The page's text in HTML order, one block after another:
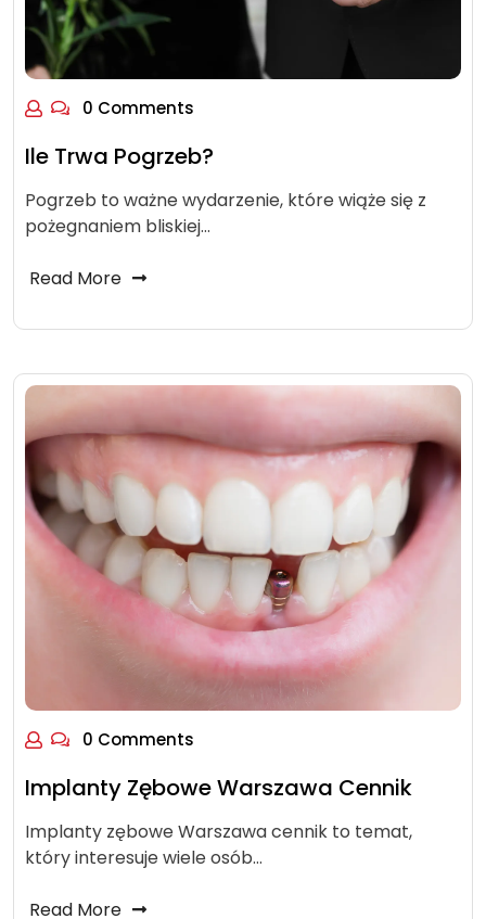
0 Comments
Ile Trwa Pogrzeb?
Pogrzeb to ważne wydarzenie, które wiąże się z
pożegnaniem bliskiej…
Read More
0 Comments
Implanty Zębowe Warszawa Cennik
Implanty zębowe Warszawa cennik to temat,
który interesuje wiele osób…
Read More